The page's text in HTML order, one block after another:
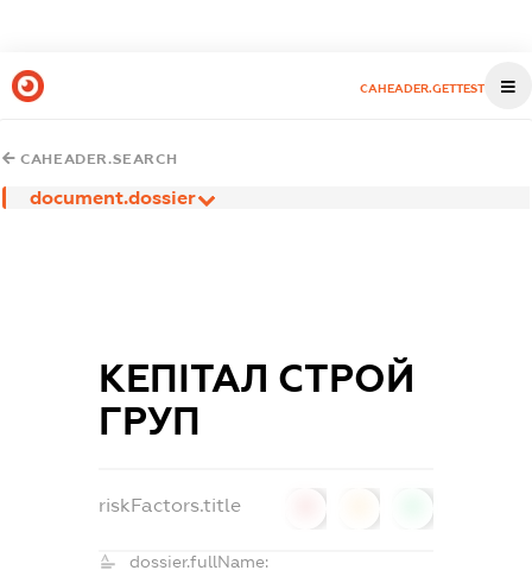
CAHEADER.GETTEST
CAHEADER.SEARCH
document.dossier
КЕПІТАЛ СТРОЙ
ГРУП
riskFactors.title
dossier.fullName: